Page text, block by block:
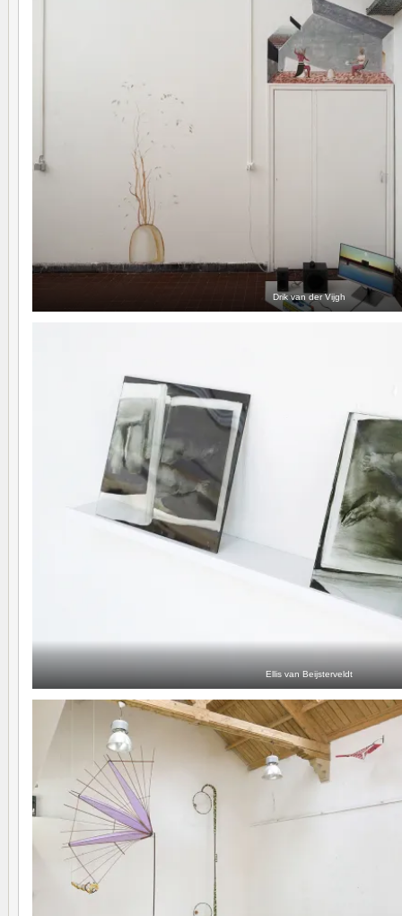
Drik van der Vijgh
Ellis van Beijsterveldt